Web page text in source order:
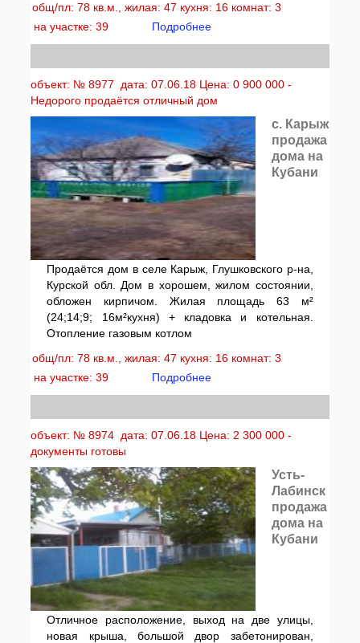
общ/пл: 78 кв.м., жилая: 47 кухня: 16 комнат: 3
на участке: 39
Подробнее
объект: № 8977 дата: 07.06.18 Цена: 0 900 000 -
Недорого продаётся отличный дом
с. Карыж
продажа
дома на
Кубани
Продаётся дом в селе Карыж, Глушковского р-на,
Курской обл. Дом в хорошем, жилом состоянии,
обложен кирпичом. Жилая площадь 63 м²
(24;14;9; 16м²кухня) + кладовка и котельная.
Отопление газовым котлом
общ/пл: 78 кв.м., жилая: 47 кухня: 16 комнат: 3
на участке: 39
Подробнее
объект: № 8974 дата: 07.06.18 Цена: 2 300 000 -
документы готовы
Усть-
Лабинск
продажа
дома на
Кубани
Отличное расположение, выход на две улицы,
новая крыша, большой двор забетонирован,